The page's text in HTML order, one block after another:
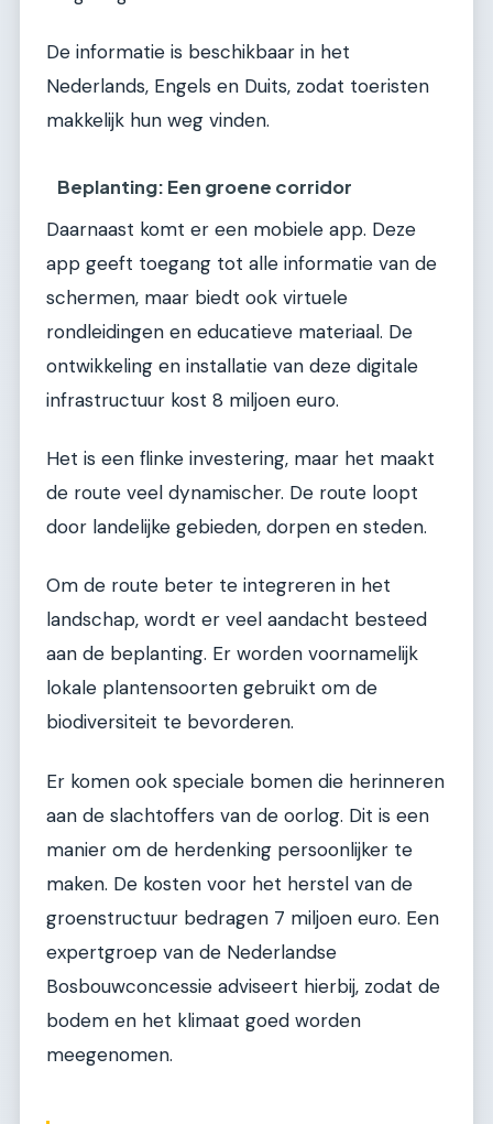
De informatie is beschikbaar in het
Nederlands, Engels en Duits, zodat toeristen
makkelijk hun weg vinden.
Beplanting: Een groene corridor
Daarnaast komt er een mobiele app. Deze
app geeft toegang tot alle informatie van de
schermen, maar biedt ook virtuele
rondleidingen en educatieve materiaal. De
ontwikkeling en installatie van deze digitale
infrastructuur kost 8 miljoen euro.
Het is een flinke investering, maar het maakt
de route veel dynamischer. De route loopt
door landelijke gebieden, dorpen en steden.
Om de route beter te integreren in het
landschap, wordt er veel aandacht besteed
aan de beplanting. Er worden voornamelijk
lokale plantensoorten gebruikt om de
biodiversiteit te bevorderen.
Er komen ook speciale bomen die herinneren
aan de slachtoffers van de oorlog. Dit is een
manier om de herdenking persoonlijker te
maken. De kosten voor het herstel van de
groenstructuur bedragen 7 miljoen euro. Een
expertgroep van de Nederlandse
Bosbouwconcessie adviseert hierbij, zodat de
bodem en het klimaat goed worden
meegenomen.